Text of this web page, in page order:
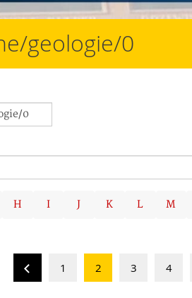
geologie/0
H I J K L M
1 2 3 4